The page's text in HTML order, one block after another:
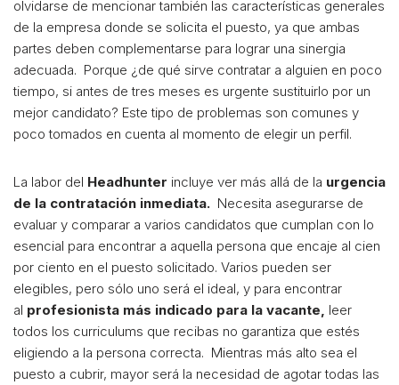
olvidarse de mencionar también las características generales
de la empresa donde se solicita el puesto, ya que ambas
partes deben complementarse para lograr una sinergia
adecuada. Porque ¿de qué sirve contratar a alguien en poco
tiempo, si antes de tres meses es urgente sustituirlo por un
mejor candidato? Este tipo de problemas son comunes y
poco tomados en cuenta al momento de elegir un perfil.
La labor del Headhunter incluye ver más allá de la urgencia
de la contratación inmediata. Necesita asegurarse de
evaluar y comparar a varios candidatos que cumplan con lo
esencial para encontrar a aquella persona que encaje al cien
por ciento en el puesto solicitado. Varios pueden ser
elegibles, pero sólo uno será el ideal, y para encontrar
al profesionista más indicado para la vacante, leer
todos los curriculums que recibas no garantiza que estés
eligiendo a la persona correcta. Mientras más alto sea el
puesto a cubrir, mayor será la necesidad de agotar todas las